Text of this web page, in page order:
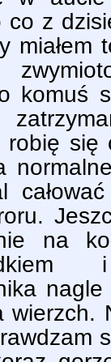
z
miałem
komuś
robię
na
wierzch.